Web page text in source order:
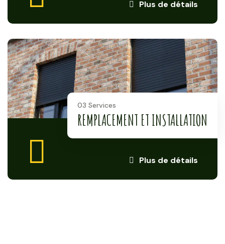
Plus de détails
Plus de détails
03 Services
REMPLACEMENT ET INSTALLATION